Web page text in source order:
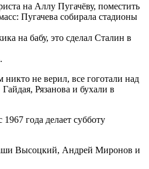
на Аллу Пугачёву, поместить
Пугачева собирала стадионы
на бабу, это сделал Сталин в
не верил, все гоготали над
Рязанова и бухали в
года делает субботу
Высоцкий, Андрей Миронов и